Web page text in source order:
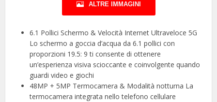
ALTRE IMMAGINI
6.1 Pollici Schermo & Velocità Internet Ultraveloce 5G
Lo schermo a goccia d’acqua da 6.1 pollici con
proporzioni 19.5: 9 ti consente di ottenere
un’esperienza visiva scioccante e coinvolgente quando
guardi video e giochi
48MP + 5MP Termocamera & Modalità notturna La
termocamera integrata nello telefono cellulare